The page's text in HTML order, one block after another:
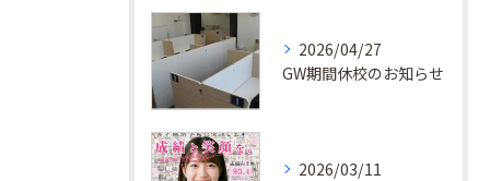
2026/04/27
GW期間休校のお知らせ
2026/03/11